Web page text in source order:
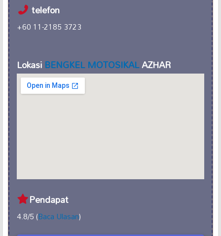
telefon
+60 11-2185 3723
LokasiBENGKEL MOTOSIKALAZHAR
Pendapat
4.8/5 (Baca Ulasan)